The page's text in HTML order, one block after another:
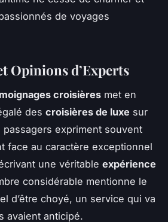
de voyages
Opinions d’Experts
croisières met en
des croisières de luxe sur
expriment souvent
face au caractère exceptionnel
une véritable expérience
considérable mentionne le
d’être choyé, un service qui va
avaient anticipé.